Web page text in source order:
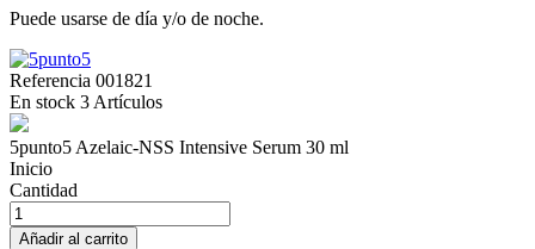
Puede usarse de día y/o de noche.
Referencia 001821
En stock 3 Artículos
5punto5 Azelaic-NSS Intensive Serum 30 ml
Inicio
Cantidad
Añadir al carrito